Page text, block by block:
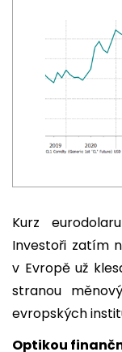
Kurz
Investoři zatím
v Evropě už
stranou
evropských
Optikou